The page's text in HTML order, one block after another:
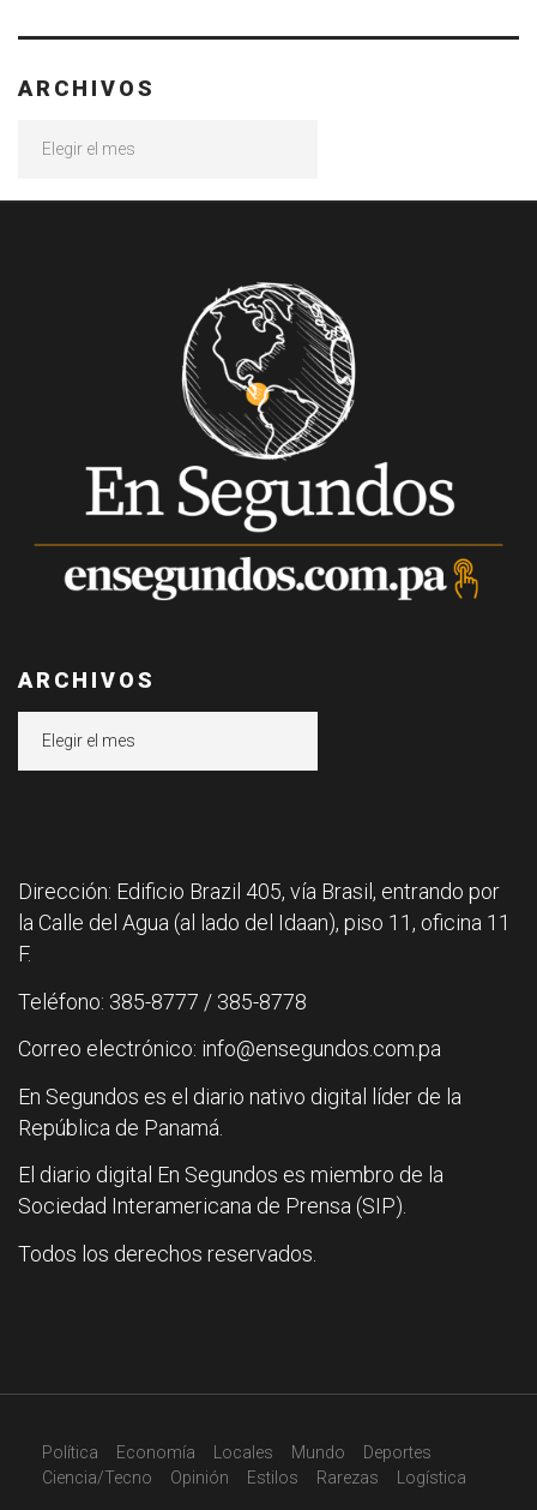
ARCHIVOS
ARCHIVOS
Dirección: Edificio Brazil 405, vía Brasil, entrando por
la Calle del Agua (al lado del Idaan), piso 11, oficina 11
F.
Teléfono: 385-8777 / 385-8778
Correo electrónico: info@ensegundos.com.pa
En Segundos es el diario nativo digital líder de la
República de Panamá.
El diario digital En Segundos es miembro de la
Sociedad Interamericana de Prensa (SIP).
Todos los derechos reservados.
Política Economía Locales Mundo
Deportes
Ciencia/Tecno
Opinión Estilos Rarezas Logística